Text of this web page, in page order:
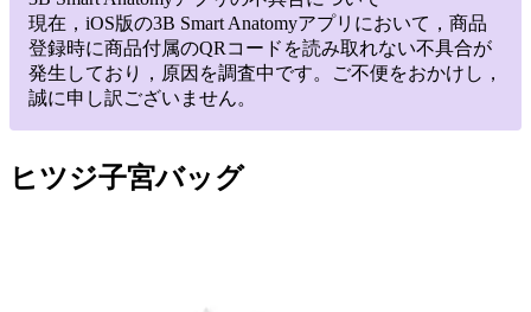
現在，iOS版の3B Smart Anatomyアプリにおいて，商品
登録時に商品付属のQRコードを読み取れない不具合が
発生しており，原因を調査中です。ご不便をおかけし，
誠に申し訳ございません。
ヒツジ子宮バッグ